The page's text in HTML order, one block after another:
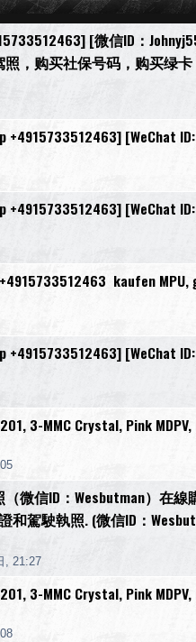
[微信ID：
，购买社保号码，购买绿
+4915733512463] [WeChat
+4915733512463] [WeChat
kaufen
+4915733512463] [WeChat
3-MMC Crystal, Pink
微信ID：Wesbutman）在
和駕駛執照. (微信ID：
, 21:27
3-MMC Crystal, Pink